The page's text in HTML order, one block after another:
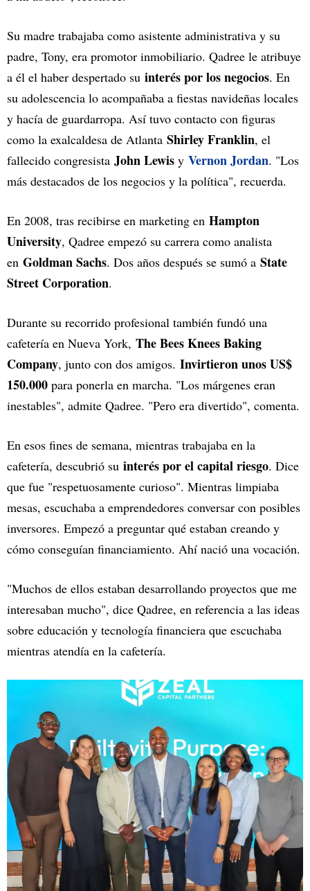
Su madre trabajaba como asistente administrativa y su
padre, Tony, era promotor inmobiliario. Qadree le atribuye
a él el haber despertado su interés por los negocios. En
su adolescencia lo acompañaba a fiestas navideñas locales
y hacía de guardarropa. Así tuvo contacto con figuras
como la exalcaldesa de Atlanta Shirley Franklin, el
fallecido congresista John Lewis y Vernon Jordan. "Los
más destacados de los negocios y la política", recuerda.
En 2008, tras recibirse en marketing en Hampton
University, Qadree empezó su carrera como analista
en Goldman Sachs. Dos años después se sumó a State
Street Corporation.
Durante su recorrido profesional también fundó una
cafetería en Nueva York, The Bees Knees Baking
Company, junto con dos amigos. Invirtieron unos US$
150.000 para ponerla en marcha. "Los márgenes eran
inestables", admite Qadree. "Pero era divertido", comenta.
En esos fines de semana, mientras trabajaba en la
cafetería, descubrió su interés por el capital riesgo. Dice
que fue "respetuosamente curioso". Mientras limpiaba
mesas, escuchaba a emprendedores conversar con posibles
inversores. Empezó a preguntar qué estaban creando y
cómo conseguían financiamiento. Ahí nació una vocación.
"Muchos de ellos estaban desarrollando proyectos que me
interesaban mucho", dice Qadree, en referencia a las ideas
sobre educación y tecnología financiera que escuchaba
mientras atendía en la cafetería.